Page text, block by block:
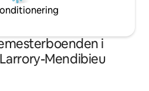
i
Mendibieu